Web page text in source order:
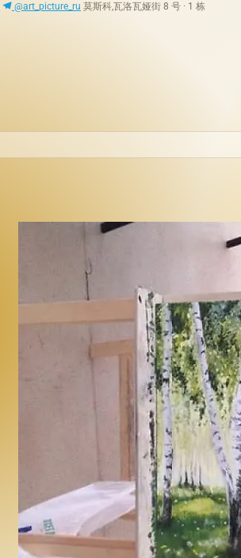
@art_picture_ru 莫斯科,瓦洛瓦娅街 8 号 · 1 栋